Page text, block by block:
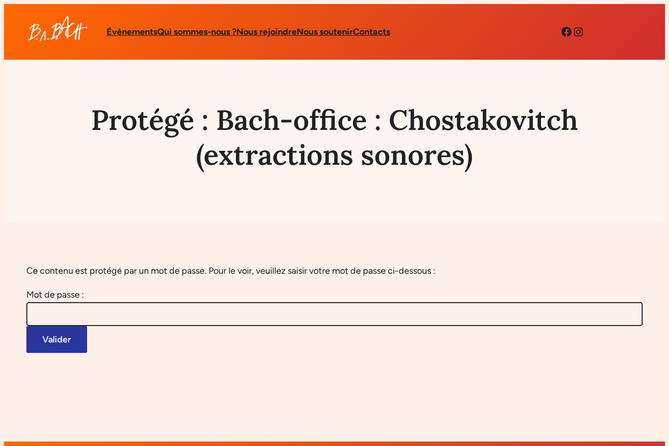
ÉvènementsQui sommes-nous ?Nous rejoindreNous soutenirContacts Facebook
Instagram
Protégé : Bach-office : Chostakovitch
(extractions sonores)
Ce contenu est protégé par un mot de passe. Pour le voir, veuillez saisir votre mot de passe ci-dessous :
Mot de passe :